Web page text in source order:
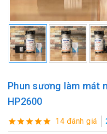
Phun sương làm mát
HP2600
14 đánh giá